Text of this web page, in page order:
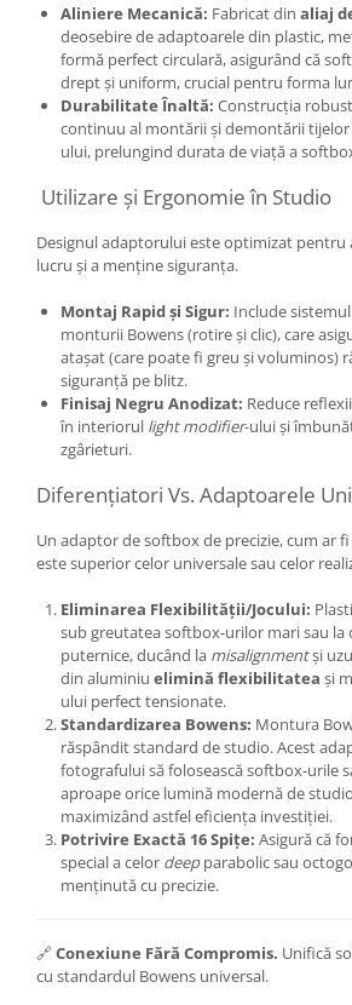
Cabluri
Carcase de tip Cage, pentru
integrare in sisteme video
complexe
Curatare Senzor
Microfoane / Reportofoane
Nivela patina
Transmitator de fisiere fara fir
Accesorii diverse
Genti, Rucsacuri, Troller foto
Genti foto
Genti Holster TopLoader
Genti, Troller Video
Rucsacuri Foto
Only One Shoulder - SlingShot
Tocuri si huse protectie aparate
Hamuri si Centuri foto
Curele Aparat - Umar
Genti Laptop si iPad
Hand Strap / Grip
Troller
Accesorii genti si trollere
Video / Camere si accesorii
Camere video profesionale
Aliniere Mecanică: Fabricat din aliaj
deosebire de adaptoarele din plastic,
formă perfect circulară, asigurând că
drept și uniform, crucial pentru forma
Durabilitate Înaltă: Construcția
continuu al montării și demontării
ului, prelungind durata de viață a
Utilizare și Ergonomie în Studio
Designul adaptorului este optimizat pentru
lucru și a menține siguranța.
Montaj Rapid și Sigur: Include
monturii Bowens (rotire și clic), care
atașat (care poate fi greu și voluminos)
siguranță pe blitz.
Finisaj Negru Anodizat: Reduce
în interiorul light modifier-ului și
zgârieturi.
Diferențiatori Vs. Adaptoarele
Un adaptor de softbox de precizie, cum ar
este superior celor universale sau celor
Eliminarea Flexibilității/Jocului:
sub greutatea softbox-urilor mari sau
puternice, ducând la misalignmentși
din aluminiu elimină flexibilitatea și
ului perfect tensionate.
Standardizarea Bowens: Montura
răspândit standard de studio. Acest
fotografului să folosească softbox-urile
aproape orice lumină modernă de
maximizând astfel eficiența investiției.
Potrivire Exactă 16 Spițe: Asigură că
special a celor deepparabolic sau
menținută cu precizie.
🔗Conexiune Fără Compromis. Unifică
cu standardul Bowens universal.